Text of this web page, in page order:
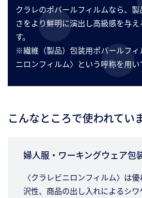
クラレのポバールフィルムなら、
さをより鮮明に演出し高級感を与
す。
※繊維（製品）包装用ポバールフ
ニロンフィルム〉という呼称を用い
こんなところで使われてい
婦人服・ワーキングウェア包
〈クラレビニロンフィルム〉は
沢性、商品の出し入れによるシ